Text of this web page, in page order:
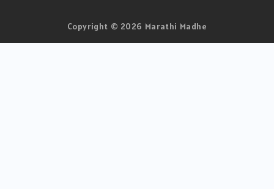
Copyright © 2026 Marathi Madhe